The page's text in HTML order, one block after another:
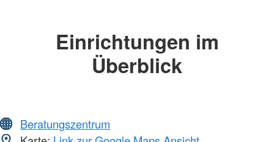
Einrichtungen im
Überblick
Beratungszentrum